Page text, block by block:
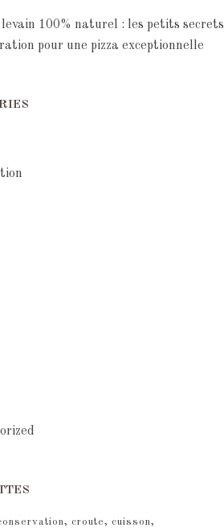
levain 100% naturel : les petits secrets
pour une pizza exceptionnelle
croute cuisson